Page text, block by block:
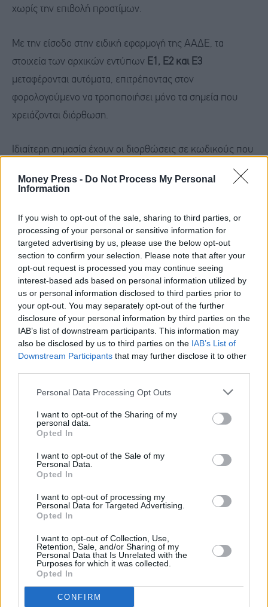
Money Press - Do Not Process My Personal
Information
If you wish to opt-out of the sale, sharing to third parties, or
processing of your personal or sensitive information for
targeted advertising by us, please use the below opt-out
section to confirm your selection. Please note that after your
opt-out request is processed you may continue seeing
interest-based ads based on personal information utilized by
us or personal information disclosed to third parties prior to
your opt-out. You may separately opt-out of the further
disclosure of your personal information by third parties on the
IAB’s list of downstream participants. This information may
also be disclosed by us to third parties on the IAB’s List of
Downstream Participants that may further disclose it to other
Personal Data Processing Opt Outs
I want to opt-out of the Sharing of my
personal data.
Opted In
I want to opt-out of the Sale of my
Personal Data.
Opted In
I want to opt-out of processing my
Personal Data for Targeted Advertising.
Opted In
I want to opt-out of Collection, Use,
Retention, Sale, and/or Sharing of my
Personal Data that Is Unrelated with the
Purposes for which it was collected.
Opted In
CONFIRM
χωρίς την επιβολή προστίμων.
Με την είσοδο στην ειδική εφαρμογή της ΑΑΔΕ, τα
στοιχεία των αρχικών εντύπων Ε1, Ε2 και Ε3
μεταφέρονται αυτόματα, επιτρέποντας στον
φορολογούμενο να τροποποιήσει μόνο τα σημεία που
χρειάζονται διόρθωση.
Ιδιαίτερη σημασία έχουν οι διορθώσεις σε κωδικούς που
κωδικοί
787-788, μέσω των οποίων δηλώνεται ανάλωση
τεκμηρίων διαβίωσης. Σε αρκετές περιπτώσεις, η σωστή
συμπλήρωση των συγκεκριμένων κωδικών μπορεί να
περιορίσει σημαντικά τη φορολογική επιβάρυνση ή ακόμη
και να μετατρέψει ένα χρεωστικό εκκαθαριστικό σε
μηδενικό.